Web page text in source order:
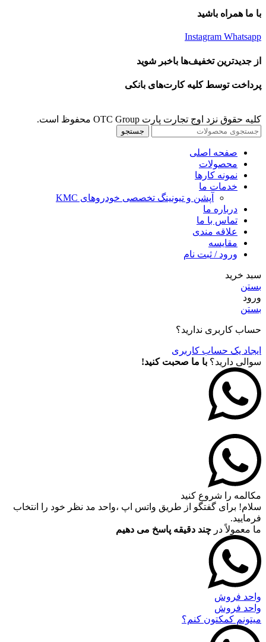
با ما همراه باشید
Instagram Whatsapp
از جدیدترین تخفیف‌ها باخبر شوید
پرداخت توسط کلیه کارت‌های بانکی
کلیه حقوق نزد اوج تجارت پارت OTC Group محفوظ است.
جستجو
صفحه اصلی
محصولات
نمونه کارها
خدمات ما
آپشن و تیونینگ تخصصی خودروهای KMC
درباره ما
تماس با ما
علاقه مندی
مقايسه
ورود / ثبت نام
سبد خرید
بستن
ورود
بستن
حساب کاربری ندارید؟
ایجاد یک حساب کاربری
سوالی دارید؟ با ما صحبت کنید!
مکالمه را شروع کنید
سلام! برای گفتگو از طریق واتس اپ ،واحد مد نظر خود را انتخاب
فرمایید.
ما معمولاً در چند دقیقه پاسخ می دهیم
واحد فروش
واحد فروش
میتونم کمکتون کنم؟